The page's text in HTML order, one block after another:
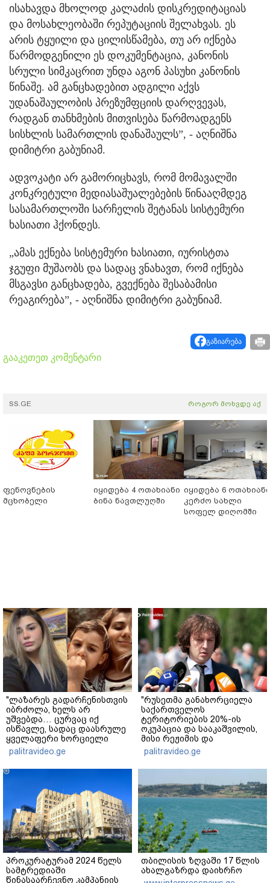
ისახავდა მხოლოდ კალაძის დისკრედიტაციას
და მოსახლეობაში რეპუტაციის შელახვას. ეს
არის ტყუილი და ცილისწამება, თუ არ იქნება
წარმოდგენილი ეს დოკუმენტაცია, კანონის
სრული სიმკაცრით უნდა აგონ პასუხი კანონის
წინაშე. ამ განცხადებით ადგილი აქვს
უდანაშაულობის პრეზუმფციის დარღვევას,
რადგან თანხმების მითვისება წარმოადგენს
სისხლის სამართლის დანაშაულს”, - აღნიშნა
დიმიტრი გაბუნიამ.
ადვოკატი არ გამორიცხავს, რომ მომავალში
კონკრეტული მედიასაშუალებების წინააღმდეგ
სასამართლოში სარჩელის შეტანას სისტემური
ხასიათი ჰქონდეს.
„ამას ექნება სისტემური ხასიათი, იურისტთა
ჯგუფი მუშაობს და სადაც ვნახავთ, რომ იქნება
მსგავსი განცხადება, გვექნება შესაბამისი
რეაგირება”, - აღნიშნა დიმიტრი გაბუნიამ.
გაზიარება
გააკეთეთ კომენტარი
SS.GE როგორ მოხვდე აქ
ფენოვნების
მცხობელი
იყიდება 4 ოთახიანი
ბინა ნავთლუღში
იყიდება 6 ოთახიანი
კერძო სახლი
სოფელ დიღომში
"ლაზარეს გადარჩენისთვის
იბრძოლა, ხელს არ
უშვებდა… ცურვაც იქ
ისწავლე, სადაც დაასრულე
ყველაფერი ხორციელი
ცხოვრებიდან" – რას წერს
ხობში დაღუპული დედა-
შვილის ახლობელი?
palitravideo.ge
"რუსეთმა განახორციელა
საქართველოს
ტერიტორიების 20%-ის
ოკუპაცია და სააკაშვილის,
მისი რეჟიმის და
"ნაცმოძრაობის" ღალატი
ვერანაირად ვერ
გადაფარავს ამ
კობახიძე
palitravideo.ge
პროკურატურამ 2024 წელს
სამტრედიაში
წინასაარჩევნო კამპანიის
თბილისის ზღვაში 17 წლის
ახალგაზრდა დაიხრჩო